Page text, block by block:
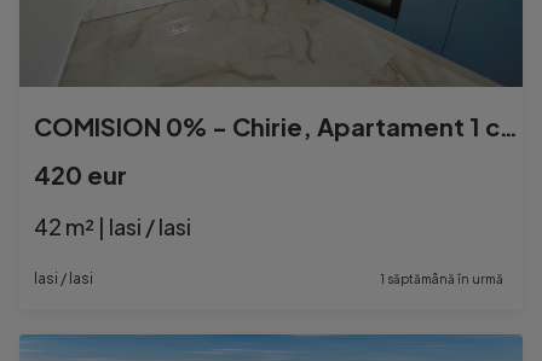
COMISION 0% - Chirie, Apartament 1 cameră + LOC DE PARCARE
420 eur
42 m² | Iasi / Iasi
Iasi / Iasi 1 săptămână în urmă